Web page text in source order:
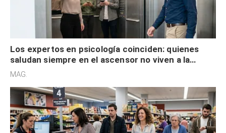
Los expertos en psicología coinciden: quienes
saludan siempre en el ascensor no viven a la
defensiva y tienen apertura social
MAG.